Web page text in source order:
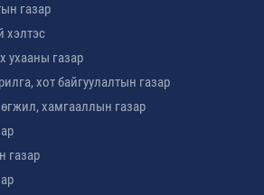
газар
хэлтэс
ухааны газар
хот байгуулалтын газар
хамгааллын газар
газар